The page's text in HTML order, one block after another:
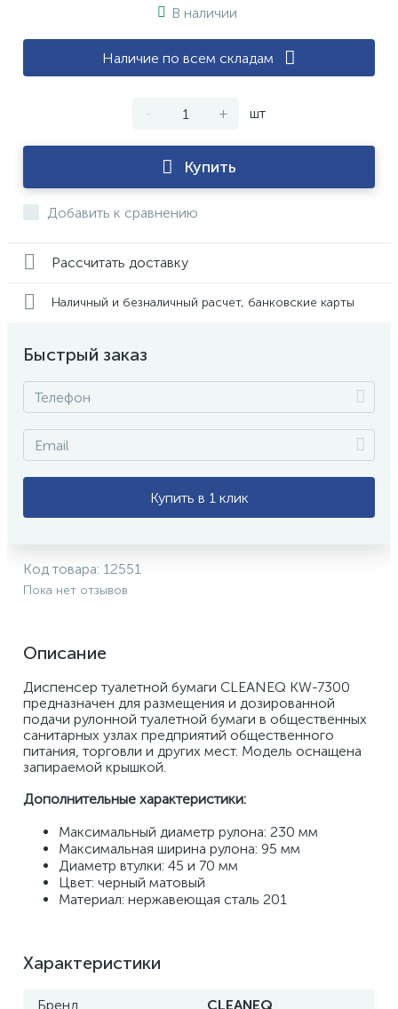
В наличии
Наличие по всем складам
- + шт
Купить
Добавить к сравнению
Рассчитать доставку
Наличный и безналичный расчет, банковские карты
Быстрый заказ
Купить в 1 клик
Код товара: 12551
Пока нет отзывов
Описание
предназначен для размещения и дозированной
подачи рулонной туалетной бумаги в общественных
санитарных узлах предприятий общественного
питания, торговли и других мест. Модель оснащена
запираемой крышкой.
Дополнительные характеристики:
Максимальный диаметр рулона: 230 мм
Максимальная ширина рулона: 95 мм
Диаметр втулки: 45 и 70 мм
Цвет: черный матовый
Материал: нержавеющая сталь 201
Характеристики
Бренд CLEANEQ